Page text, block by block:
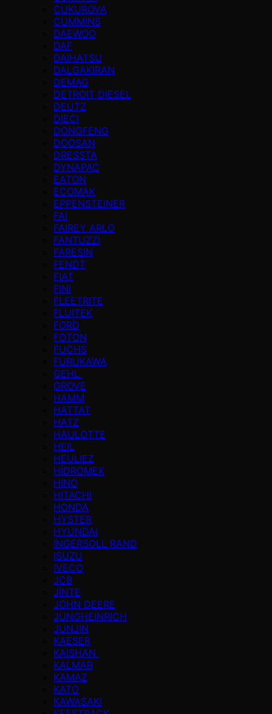
CUKUROVA
CUMMINS
DAEWOO
DAF
DAIHATSU
DALGAKIRAN
DEMAG
DETROIT DIESEL
DEUTZ
DIECI
DONGFENG
DOOSAN
DRESSTA
DYNAPAC
EATON
ECOMAK
EPPENSTEINER
FAI
FAIREY ARLO
FANTUZZI
FARESIN
FENDT
FIAT
FINI
FLEETRITE
FLUITEK
FORD
FOTON
FUCHS
FURUKAWA
GEHL
GROVE
HAMM
HATTAT
HATZ
HAULOTTE
HEIL
HEULIEZ
HİDROMEK
HINO
HITACHI
HONDA
HYSTER
HYUNDAI
INGERSOLL RAND
ISUZU
IVECO
JCB
JİNTE
JOHN DEERE
JUNGHEINRICH
JUNJIN
KAESER
KAISHAN
KALMAR
KAMAZ
KATO
KAWASAKI